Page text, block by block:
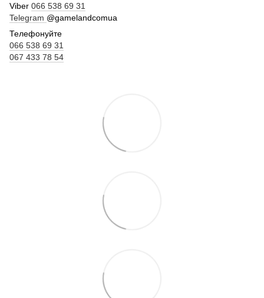
Viber 066 538 69 31
Telegram @gamelandcomua
Телефонуйте
066 538 69 31
067 433 78 54